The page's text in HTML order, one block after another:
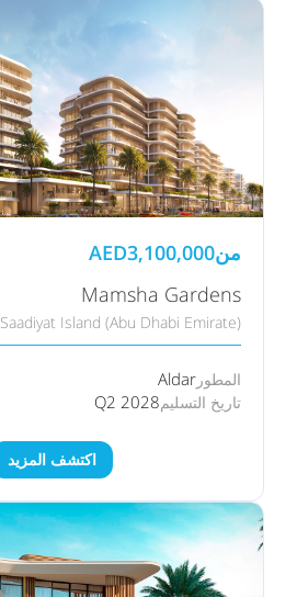
من AED3,100,000
Mamsha Gardens
Saadiyat Island (Abu Dhabi Emirate)
المطور Aldar
تاريخ التسليمQ2 2028
اكتشف المزيد